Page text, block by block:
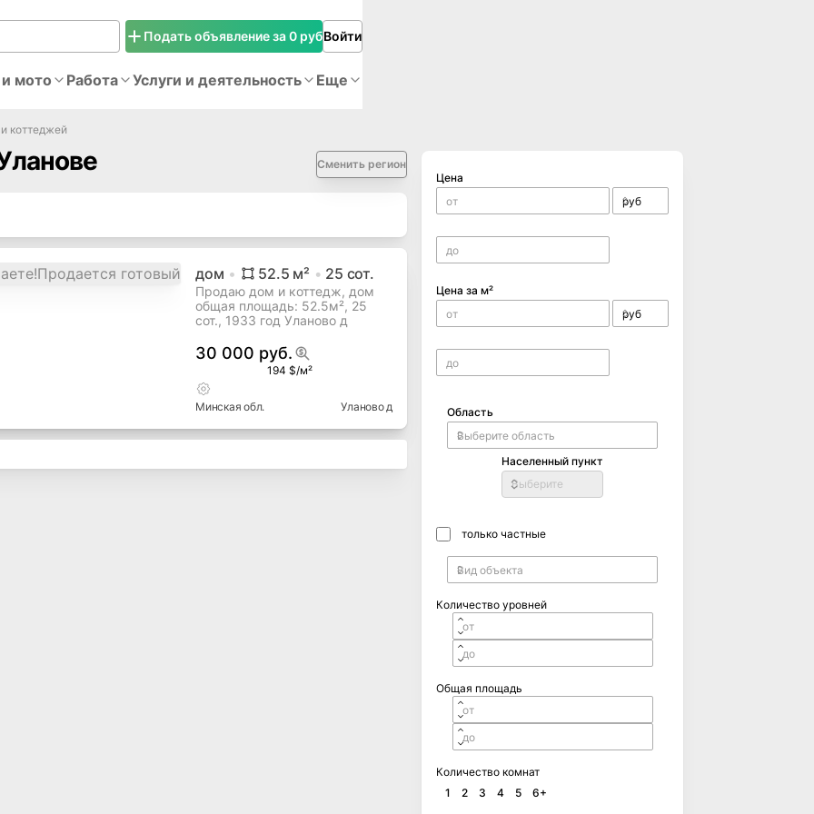
Подать объявление за 0 рубВойти
мото Работа Услуги и деятельность Еще
коттеджей
Сменить регион
дом 52.5 м² 25 сот.
Продаю дом и коттедж, дом
общая площадь: 52.5м², 25
сот., 1933 год Уланово д
30 000 руб.
194 $/м²
Минская обл. Уланово д
Цена
Цена за м²
Область
Населенный пункт
Выберите
только частные
Количество уровней
Общая площадь
Количество комнат
1
2 3 4 5 6+